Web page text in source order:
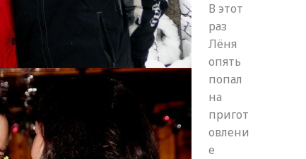
В этот
раз
Лёня
опять
попал
на
пригот
овлени
е